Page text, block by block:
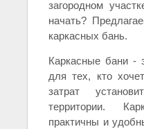
загородном
начать?
каркасных бань.
Каркасные бани -
для тех, кто
затрат
территории.
практичны и